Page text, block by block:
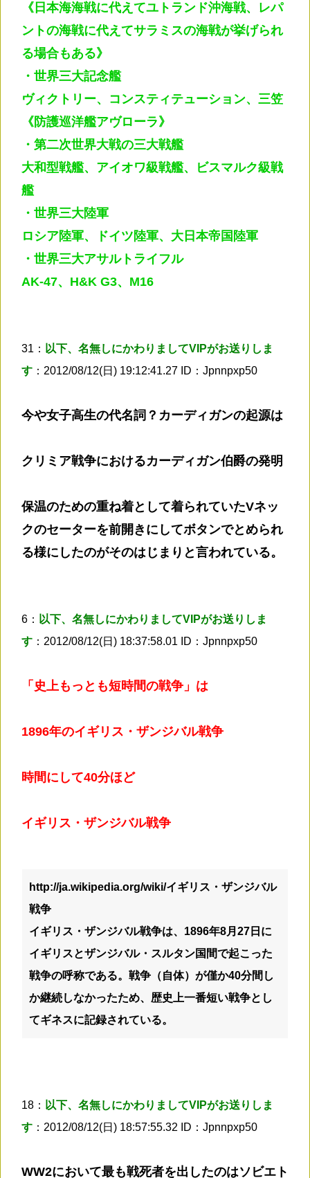
《日本海海戦に代えてユトランド沖海戦、レパ
ントの海戦に代えてサラミスの海戦が挙げられ
る場合もある》
・世界三大記念艦
ヴィクトリー、コンスティテューション、三笠
《防護巡洋艦アヴローラ》
・第二次世界大戦の三大戦艦
大和型戦艦、アイオワ級戦艦、ビスマルク級戦
艦
・世界三大陸軍
ロシア陸軍、ドイツ陸軍、大日本帝国陸軍
・世界三大アサルトライフル
AK-47、H&K G3、M16
31： 以下、名無しにかわりましてVIPがお送りしま
す ：2012/08/12(日) 19:12:41.27 ID：Jpnnpxp50
今や女子高生の代名詞？カーディガンの起源は
クリミア戦争におけるカーディガン伯爵の発明
保温のための重ね着として着られていたVネッ
クのセーターを前開きにしてボタンでとめられ
る様にしたのがそのはじまりと言われている。
6： 以下、名無しにかわりましてVIPがお送りしま
す ：2012/08/12(日) 18:37:58.01 ID：Jpnnpxp50
「史上もっとも短時間の戦争」は
1896年のイギリス・ザンジバル戦争
時間にして40分ほど
イギリス・ザンジバル戦争
http://ja.wikipedia.org/wiki/イギリス・ザンジバル
戦争
イギリス・ザンジバル戦争は、1896年8月27日に
イギリスとザンジバル・スルタン国 間で起こった
戦争の呼称である。戦争（自体）が僅か40分間し
か継続しなかったため、歴史上一番短い戦争とし
てギネスに記録されている。
18： 以下、名無しにかわりましてVIPがお送りしま
す ：2012/08/12(日) 18:57:55.32 ID：Jpnnpxp50
WW2において最も戦死者を出したのはソビエト